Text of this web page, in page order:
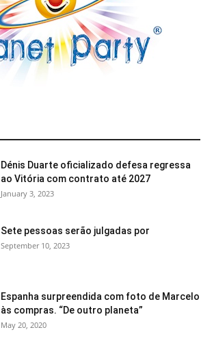
Dénis Duarte oficializado defesa regressa
ao Vitória com contrato até 2027
January 3, 2023
Sete pessoas serão julgadas por
September 10, 2023
Espanha surpreendida com foto de Marcelo
às compras. “De outro planeta”
May 20, 2020